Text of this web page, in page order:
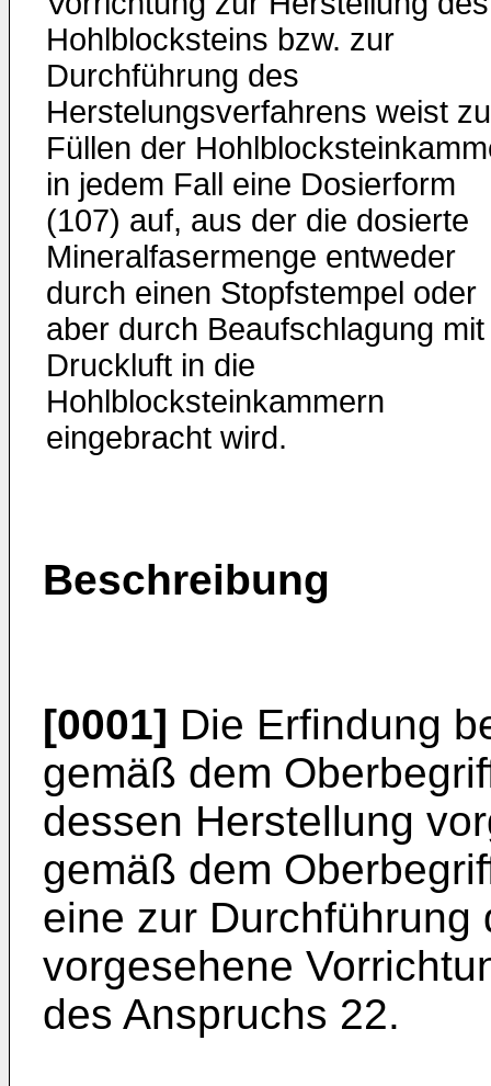
Hohlblocksteins bzw. zur
Durchführung des
Herstelungsverfahrens weist
Füllen der
in jedem Fall eine Dosierform
(107) auf, aus der die dosierte
Mineralfasermenge entweder
durch einen Stopfstempel oder
aber durch Beaufschlagung mit
Druckluft in die
Hohlblocksteinkammern
eingebracht wird.
Beschreibung
[0001] Die Erfindung
gemäß dem
dessen Herstellung
gemäß dem
eine zur Durchführung
vorgesehene
des Anspruchs 22.